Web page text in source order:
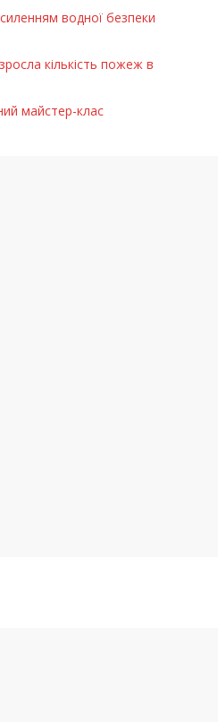
водної безпеки
кількість пожеж в
майстер-клас